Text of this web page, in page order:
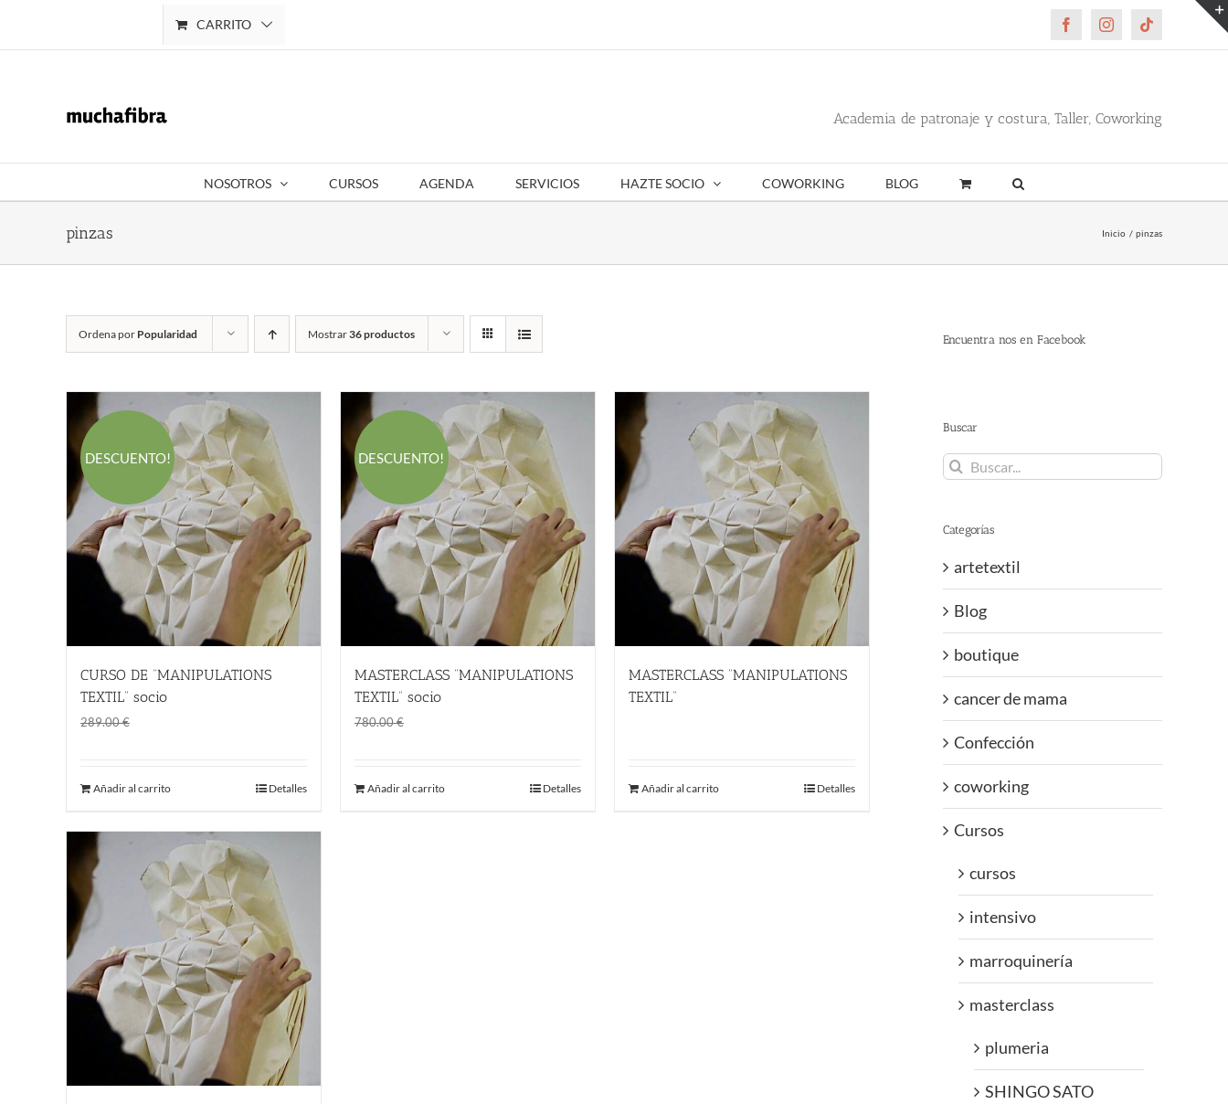
CARRITO FacebookInstagramTiktok
Academia de patronaje y costura, Taller, Coworking
NOSOTROS CURSOS AGENDA SERVICIOS HAZTE SOCIO COWORKING BLOG
pinzas Inicio pinzas
Ordena por Popularidad Mostrar36 productos
DESCUENTO!
CURSO DE “MANIPULATIONS
TEXTIL” socio
289.00€
era:
Añadir al carrito Detalles
DESCUENTO!
MASTERCLASS “MANIPULATIONS
TEXTIL” socio
780.00€
era:
Añadir al carrito Detalles
MASTERCLASS “MANIPULATIONS
TEXTIL”
Añadir al carrito Detalles
Encuentra nos en Facebook
Buscar
Buscar:
Categorías
artetextil
Blog
boutique
cancer de mama
Confección
coworking
Cursos
cursos
intensivo
marroquinería
masterclass
plumeria
SHINGO SATO